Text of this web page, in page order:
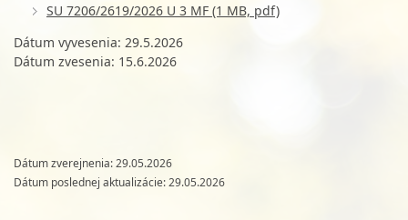
SU 7206/2619/2026 U 3 MF (1 MB, pdf)
Dátum vyvesenia: 29.5.2026
Dátum zvesenia: 15.6.2026
Dátum zverejnenia: 29.05.2026
Dátum poslednej aktualizácie: 29.05.2026